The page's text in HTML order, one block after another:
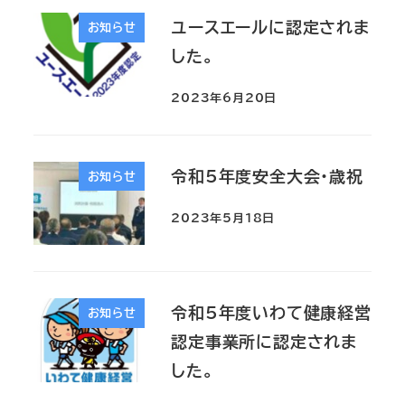
お知らせ
ユースエールに認定されま
した。
2023年6月20日
お知らせ 令和5年度安全大会・歳祝
2023年5月18日
お知らせ
令和5年度いわて健康経営
認定事業所に認定されま
した。